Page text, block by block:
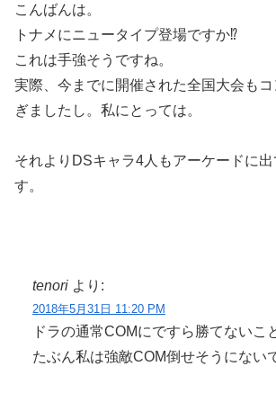
こんばんは。
トナメにニュータイプ登場ですか⁉︎
これは手強そうですね。
実際、今までに開催された全国大会も
ぎましたし。私にとっては。
それよりDSキャラ4人もアーケードに
す。
tenori より:
2018年5月31日 11:20 PM
ドラの通常COMにですら勝てないこ
たぶん私は強敵COM倒せそうにない